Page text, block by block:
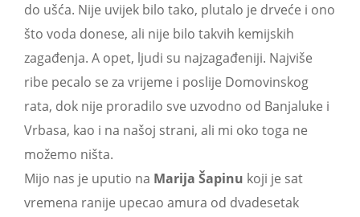
do ušća. Nije uvijek bilo tako, plutalo je drveće i ono
što voda donese, ali nije bilo takvih kemijskih
zagađenja. A opet, ljudi su najzagađeniji. Najviše
ribe pecalo se za vrijeme i poslije Domovinskog
rata, dok nije proradilo sve uzvodno od Banjaluke i
Vrbasa, kao i na našoj strani, ali mi oko toga ne
možemo ništa.
Mijo nas je uputio na Marija Šapinu koji je sat
vremena ranije upecao amura od dvadesetak